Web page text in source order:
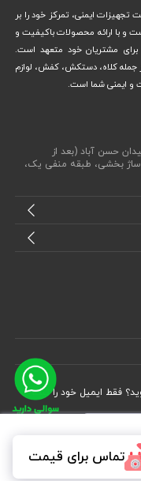
تماس برای قیمت
ایمنی، تمرکز خود را بر
و با ارائه محصولات باکیفیت و
برای مشتریان خود متعهد است.
جمله کلاه، دستکش، کفش، لوازم
و ایمنی شما است.
حسن آباد (بعد از
بخشی، طبقه منفی یک،
فقط ایمیل خود را ثبت
وب